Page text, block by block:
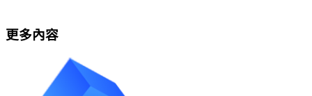
更多內容